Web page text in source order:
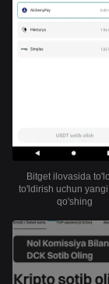
Bitget ilovasida
to'ldirish uchun
qo'shing